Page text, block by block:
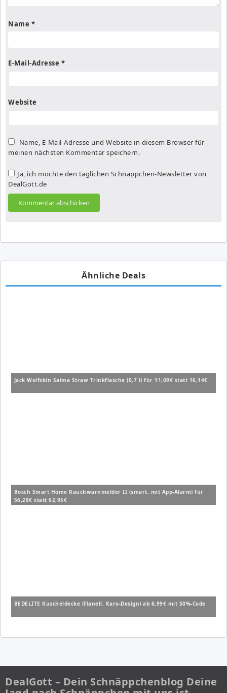
Name *
E-Mail-Adresse *
Website
Name, E-Mail-Adresse und Website in diesem Browser für
meinen nächsten Kommentar speichern.
Ja, ich möchte den täglichen Schnäppchen-Newsletter von
DealGott.de
Ähnliche Deals
Jack Wolfskin Saima Straw Trinkflasche (0,7 l) für 11,09€ statt 16,14€
Bosch Smart Home Rauchwarnmelder II (smart, mit App-Alarm) für
56,28€ statt 62,95€
BEDELITE Kuscheldecke (Flanell, Karo-Design) ab 6,99€ mit 50%-Code
DealGott – Dein Schnäppchenblog Deine